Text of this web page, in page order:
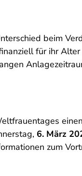
beim
für ihr
6. März
zum